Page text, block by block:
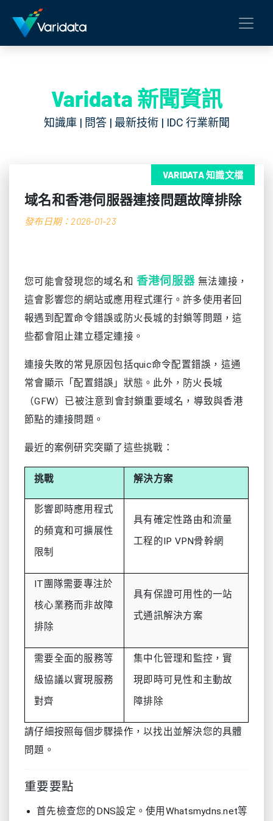
Varidata 新聞資訊
知識庫 | 問答 | 最新技術 | IDC 行業新聞
VARIDATA 知識文檔
域名和香港伺服器連接問題故障排除
發布日期：2026-01-23
您可能會發現您的域名和 香港伺服器 無法連接，
這會影響您的網站或應用程式運行。許多使用者回
報遇到配置命令錯誤或防火長城的封鎖等問題，這
些都會阻止建立穩定連接。
連接失敗的常見原因包括quic命令配置錯誤，這通
常會顯示「配置錯誤」狀態。此外，防火長城
（GFW）已被注意到會封鎖重要域名，導致與香港
節點的連接問題。
最近的案例研究突顯了這些挑戰：
挑戰 解決方案
影響即時應用程式
的頻寬和可擴展性
限制
具有確定性路由和流量
工程的IP VPN骨幹網
IT團隊需要專注於
核心業務而非故障
排除
具有保證可用性的一站
式通訊解決方案
需要全面的服務等
級協議以實現服務
對齊
集中化管理和監控，實
現即時可見性和主動故
障排除
請仔細按照每個步驟操作，以找出並解決您的具體
問題。
重要要點
首先檢查您的DNS設定。使用Whatsmydns.net等